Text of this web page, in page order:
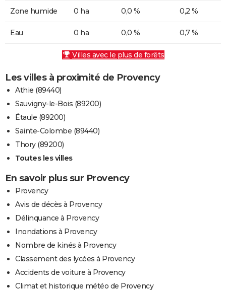
Zone humide 0 ha 0,0 % 0,2 %
Eau 0 ha 0,0 % 0,7 %
Villes avec le plus de forêts
Les villes à proximité de Provency
Athie (89440)
Sauvigny-le-Bois (89200)
Étaule (89200)
Sainte-Colombe (89440)
Thory (89200)
Toutes les villes
En savoir plus sur Provency
Provency
Avis de décès à Provency
Délinquance à Provency
Inondations à Provency
Nombre de kinés à Provency
Classement des lycées à Provency
Accidents de voiture à Provency
Climat et historique météo de Provency